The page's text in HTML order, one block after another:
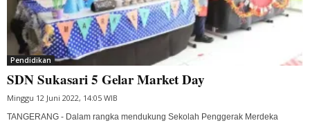
Pendidikan
SDN Sukasari 5 Gelar Market Day
Minggu 12 Juni 2022, 14:05 WIB
TANGERANG - Dalam rangka mendukung Sekolah Penggerak Merdeka